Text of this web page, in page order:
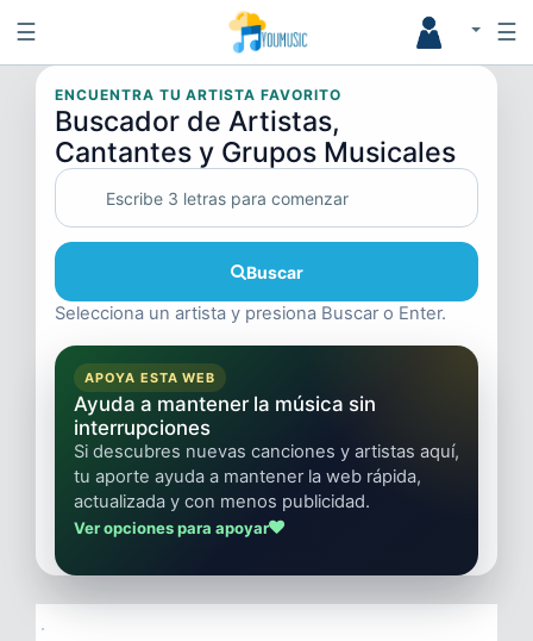
☰ ☰
ENCUENTRA TU ARTISTA FAVORITO
Buscador de Artistas,
Cantantes y Grupos Musicales
Buscar
Selecciona un artista y presiona Buscar o Enter.
APOYA ESTA WEB
Ayuda a mantener la música sin
interrupciones
Si descubres nuevas canciones y artistas aquí,
tu aporte ayuda a mantener la web rápida,
actualizada y con menos publicidad.
Ver opciones para apoyar